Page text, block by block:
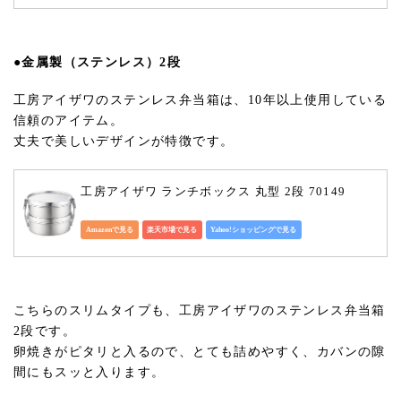
●金属製（ステンレス）2段
工房アイザワのステンレス弁当箱は、10年以上使用している
信頼のアイテム。
丈夫で美しいデザインが特徴です。
工房アイザワ ランチボックス 丸型 2段 70149
Amazonで見る 楽天市場で見る Yahoo!ショッピングで見る
こちらのスリムタイプも、工房アイザワのステンレス弁当箱
2段です。
卵焼きがピタリと入るので、とても詰めやすく、カバンの隙
間にもスッと入ります。